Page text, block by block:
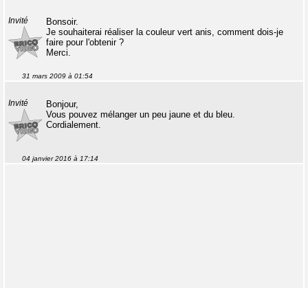
Invité
Bonsoir.
Je souhaiterai réaliser la couleur vert anis, comment dois-je
faire pour l'obtenir ?
Merci.
31 mars 2009 à 01:54
Invité
Bonjour,
Vous pouvez mélanger un peu jaune et du bleu.
Cordialement.
04 janvier 2016 à 17:14